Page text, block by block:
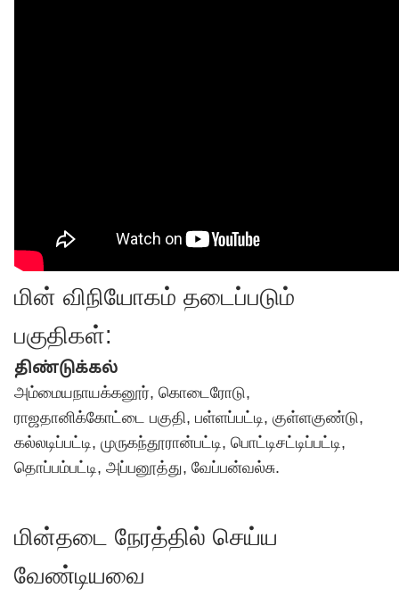
மின் விநியோகம் தடைப்படும்
பகுதிகள்:
திண்டுக்கல்
அம்மையநாயக்கனூர், கொடைரோடு,
ராஜதானிக்கோட்டை பகுதி, பள்ளப்பட்டி, குள்ளகுண்டு,
கல்லடிப்பட்டி, முருகந்தூரான்பட்டி, பொட்டிசட்டிப்பட்டி,
தொப்பம்பட்டி, அப்பனூத்து, வேப்பன்வல்சு.
மின்தடை நேரத்தில் செய்ய
வேண்டியவை